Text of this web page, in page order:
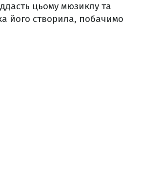
цьому мюзиклу та
його створила, побачимо